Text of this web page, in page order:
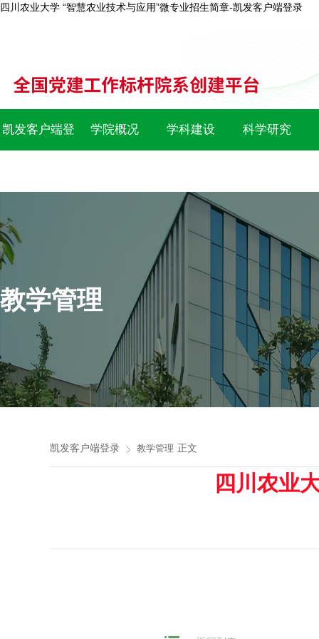
四川农业大学 “智慧农业技术与应用”微专业招生简章-凯发客户端登录
凯发客户端登 学院概况 学科建设 科学研究
教学管理
凯发客户端登录 教学管理 正文
四川农业